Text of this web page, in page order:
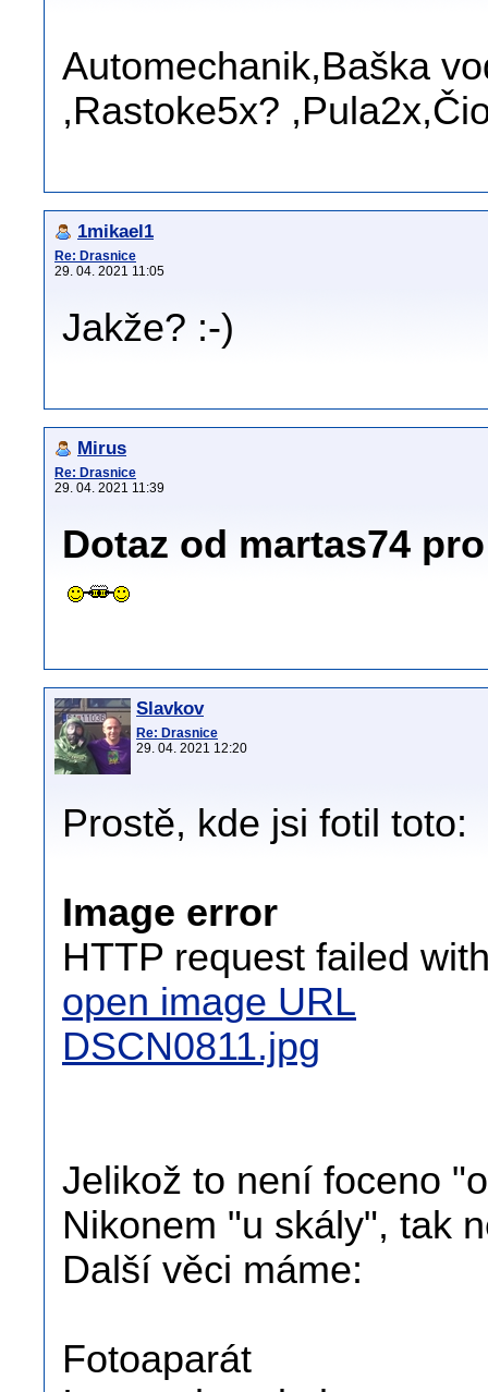
Automechanik,Baška
,Rastoke5x?
1mikael1
Re: Drasnice
29. 04. 2021 11:05
Jakže? :-)
Mirus
Re: Drasnice
29. 04. 2021 11:39
Dotaz od martas74
Slavkov
Re: Drasnice
29. 04. 2021 12:20
Prostě, kde jsi fotil toto:
Image error
HTTP request failed
open image URL
DSCN0811.jpg
Jelikož to není foceno
Nikonem "u skály", tak
Další věci máme:
Fotoaparát